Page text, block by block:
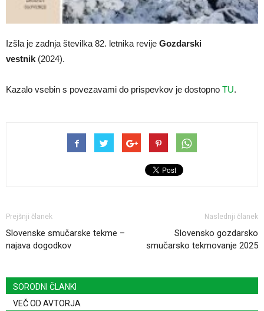
Izšla je zadnja številka 82. letnika revije Gozdarski
vestnik (2024).
Kazalo vsebin s povezavami do prispevkov je dostopno TU.
Prejšnji članek
Slovenske smučarske tekme –
najava dogodkov
Naslednji članek
Slovensko gozdarsko
smučarsko tekmovanje 2025
SORODNI ČLANKI
VEČ OD AVTORJA